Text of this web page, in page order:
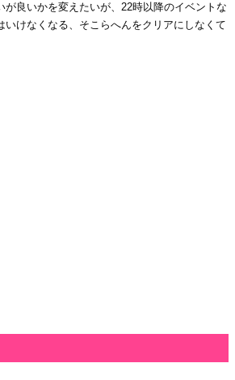
良いかを変えたいが、 22時以降のイベントな
いけなくなる、そこらへんをクリアにしなくて